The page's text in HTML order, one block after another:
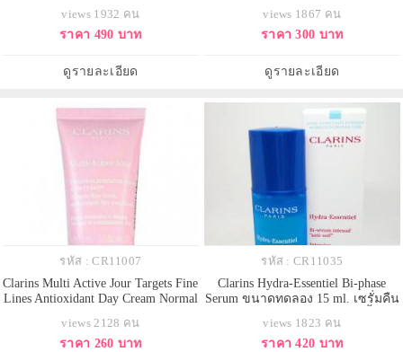
สำหรับผิวแห้ง ทำให้ผิวเนียนเรียบ
ขึ้น พร้อมเพิ่มความยืดหยุ่นให้ผิว ไม่
views 1932 คน
ราคา 490 บาท
ดูรายละเอียด
และสิ่งสกปรกต่างๆ สำหรับผิวแห้ง
ถึงผิวธรรมดา ช่วยคงความสมดุล
เปล่งปลั่ง เนียนนุ่มสบาย สดชื่นอย่าง
views 1867 คน
ราคา 300 บาท
ดูรายละเอียด
รหัส : CR11007
Clarins Multi Active Jour Targets Fine
Lines Antioxidant Day Cream Normal
ครีมลดเลือนริ้วรอยสำหรับตอนเช้า
สำหรับผิวธรรมดา-ผิวแห้ง ช่วย
views 2128 คน
ราคา 260 บาท
รหัส : CR11035
Clarins Hydra-Essentiel Bi-phase
Serum ขนาดทดลอง 15 ml. เซรั่มคืน
views 1823 คน
ราคา 420 บาท